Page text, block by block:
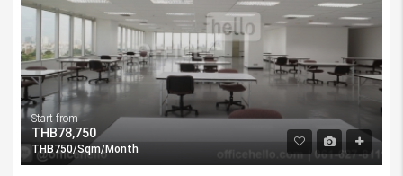
Start from
THB78,750
THB750/Sqm/Month